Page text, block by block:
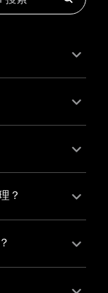
有赞新零售
商品管
松解决客户
搭建专属
速搭建属于
有赞私域
业！
？
营和有赞小
案，从运
的会员体
次购买，